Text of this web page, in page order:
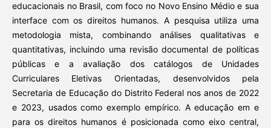
educacionais no Brasil, com foco no Novo Ensino Médio e sua
interface com os direitos humanos. A pesquisa utiliza uma
metodologia mista, combinando análises qualitativas e
quantitativas, incluindo uma revisão documental de políticas
públicas e a avaliação dos catálogos de Unidades
Curriculares Eletivas Orientadas, desenvolvidos pela
Secretaria de Educação do Distrito Federal nos anos de 2022
e 2023, usados como exemplo empírico. A educação em e
para os direitos humanos é posicionada como eixo central,